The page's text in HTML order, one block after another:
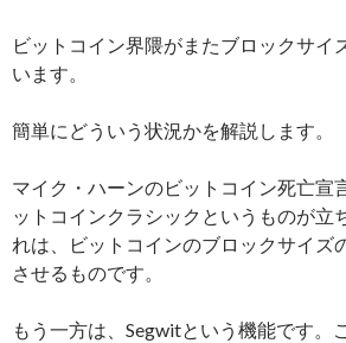
ビットコイン界隈がまたブロックサイ
います。
簡単にどういう状況かを解説します。
マイク・ハーンのビットコイン死亡宣
ットコインクラシックというものが立
れは、ビットコインのブロックサイズ
させるものです。
もう一方は、Segwitという機能です。